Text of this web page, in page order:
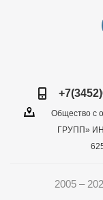
Общество с
ГРУПП»
2005 –